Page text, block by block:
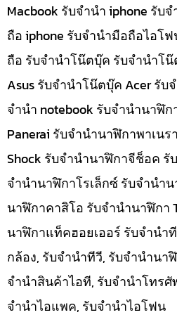
Macbook รับจำนำ iphone รับ
ถือ iphone รับจำนำมือถือไอโ
ถือ รับจำนำโน๊ตบุ๊ค รับจำนำโ
Asus รับจำนำโน๊ตบุ๊ค Acer รับ
จำนำ notebook รับจำนำนาฬิ
Panerai รับจำนำนาฬิกาพาเน
Shock รับจำนำนาฬิกาจีช็อค รั
จำนำนาฬิกาโรเล็กซ์ รับจำนำ
นาฬิกาคาสิโอ รับจำนำนาฬิกา
นาฬิกาแท็คฮอยเออร์ รับจำนำ
กล้อง, รับจำนำทีวี, รับจำนำนา
จำนำสินค้าไอที, รับจำนำโทร
จำนำไอแพค, รับจำนำไอโฟน